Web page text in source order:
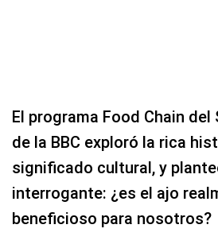
El programa Food Chain
de la BBC exploró la rica
significado cultural, y
interrogante: ¿es el ajo
beneficioso para nosotros?